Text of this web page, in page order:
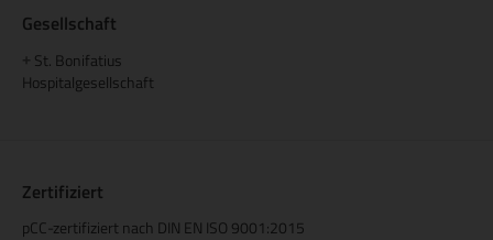
Gesellschaft
St. Bonifatius
Hospitalgesellschaft
Zertifiziert
pCC-zertifiziert nach DIN EN ISO 9001:2015